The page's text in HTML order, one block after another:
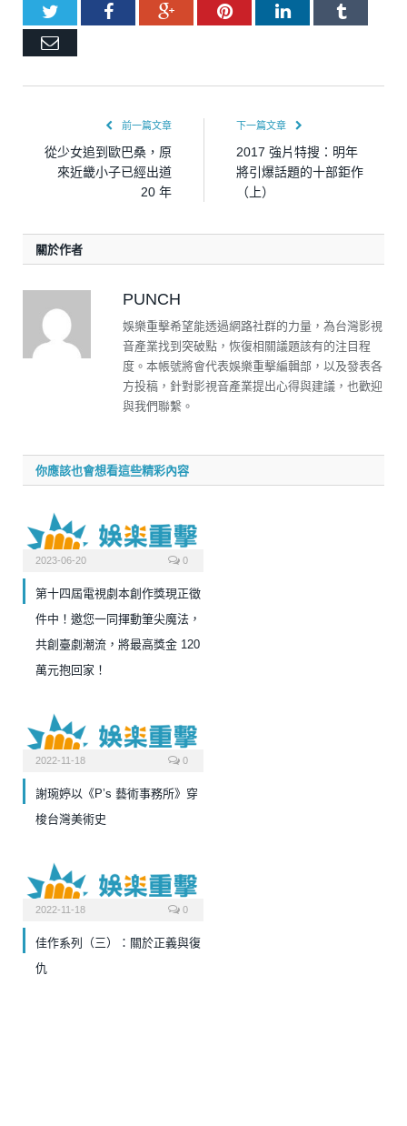
TwitterFacebookGoogle+PinterestLinkedInTumblr
Email
前一篇文章
從少女追到歐巴桑，原
來近畿小子已經出道
20 年
下一篇文章
2017 強片特搜：明年
將引爆話題的十部鉅作
（上）
關於作者
PUNCH
娛樂重擊希望能透過網路社群的力量，為台灣影視
音產業找到突破點，恢復相關議題該有的注目程
度。本帳號將會代表娛樂重擊編輯部，以及發表各
方投稿，針對影視音產業提出心得與建議，也歡迎
與我們聯繫。
你應該也會想看這些精彩內容
2023-06-20 0
第十四屆電視劇本創作獎現正徵
件中！邀您一同揮動筆尖魔法，
共創臺劇潮流，將最高獎金 120
萬元抱回家！
2022-11-18 0
謝琬婷以《P’s 藝術事務所》穿
梭台灣美術史
2022-11-18 0
佳作系列（三）：關於正義與復
仇